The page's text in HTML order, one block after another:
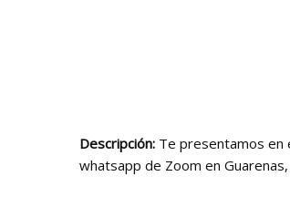
Descripción: Te presentamos en
whatsapp de Zoom en Guarenas,